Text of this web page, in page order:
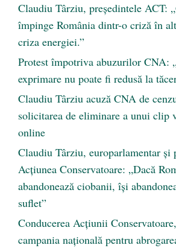
Claudiu Târziu, președintele ACT:
împinge România dintr-o criză în
criza energiei.”
Protest împotriva abuzurilor CNA:
exprimare nu poate fi redusă la
Claudiu Târziu acuză CNA de
solicitarea de eliminare a unui clip
online
Claudiu Târziu, europarlamentar și
Acțiunea Conservatoare: „Dacă
abandonează ciobanii, își
suflet”
Conducerea Acțiunii
campania națională pentru